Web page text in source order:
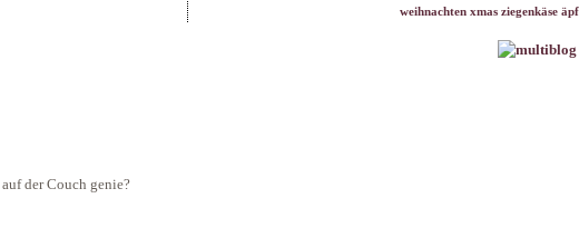
der Couch genie?
weihnachten xmas ziegenkäse